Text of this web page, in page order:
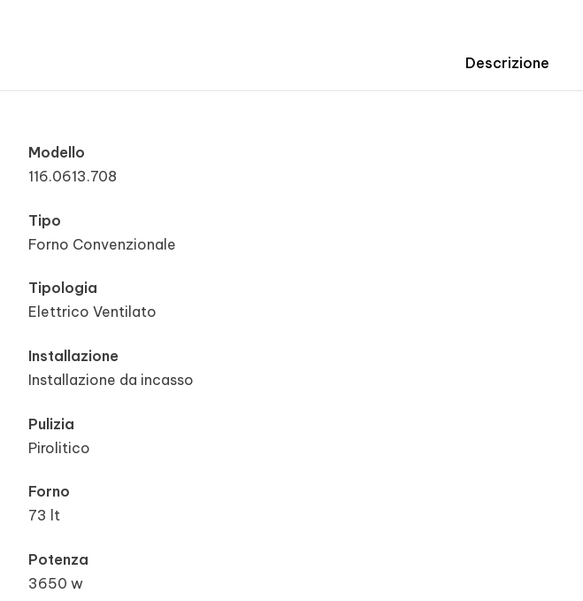
Descrizione
Modello
116.0613.708
Tipo
Forno Convenzionale
Tipologia
Elettrico Ventilato
Installazione
Installazione da incasso
Pulizia
Pirolitico
Forno
73 lt
Potenza
3650 w